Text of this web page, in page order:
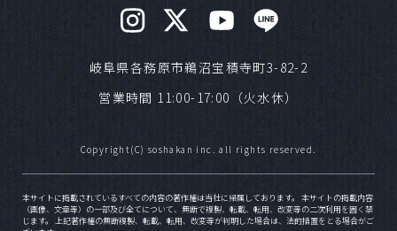
お願いいたします。また、営業日の前日でもご
案内が可能です。ご予約日が近い場合はお電話
でお問い合わせください。
挙式のみ、写真だけでもフェアを利用できます
か？
Ａ 可能です。新郎新婦のご要望に合わせたフェア
岐阜県各務原市鵜沼宝積寺町3-82-2
営業時間 11:00-17:00（火水休）
Copyright(C) soshakan inc. all rights reserved.
本サイトに掲載されているすべての内容の著作権は当社に帰属しております。 本サイトの掲載内容
（画像、文章等）の一部及び全てについて、無断で複製、転載、転用、改変等の二次利用を固く禁
じます。 上記著作権の無断複製、転載、転用、改変等が判明した場合は、法的措置をとる場合がご